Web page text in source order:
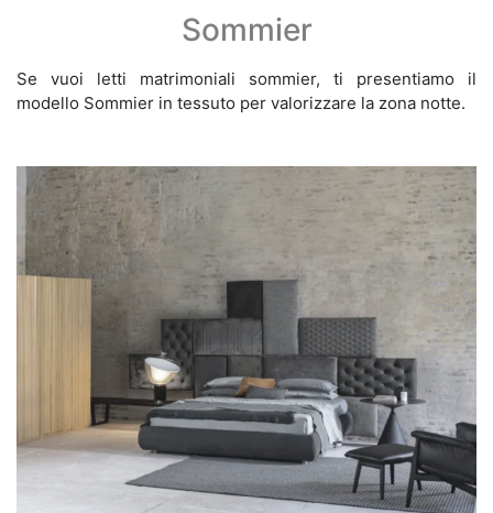
Sommier
Se vuoi letti matrimoniali sommier, ti presentiamo il
modello Sommier in tessuto per valorizzare la zona notte.